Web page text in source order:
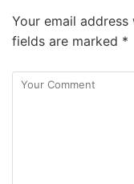
Your email
fields are marked *